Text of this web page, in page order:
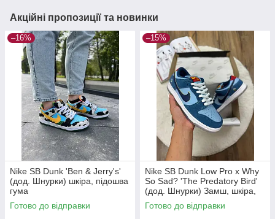
Акційні пропозиції та новинки
–16%
Nike SB Dunk 'Ben & Jerry's'
(дод. Шнурки) шкіра, підошва
гума
Готово до відправки
–15%
Nike SB Dunk Low Pro x Why
So Sad? 'The Predatory Bird'
(дод. Шнурки) Замш, шкіра,
підошва резина
Готово до відправки